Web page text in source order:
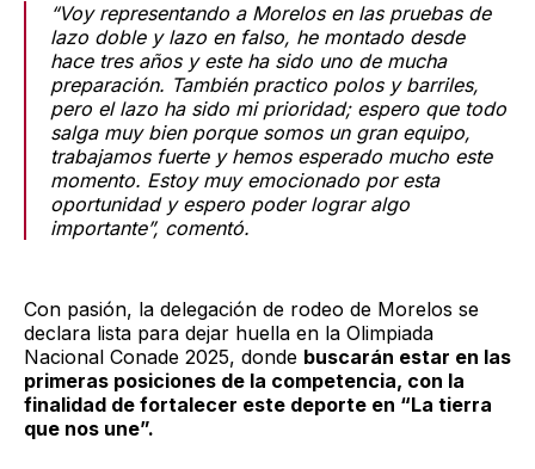
“Voy representando a Morelos en las pruebas de
lazo doble y lazo en falso, he montado desde
hace tres años y este ha sido uno de mucha
preparación. También practico polos y barriles,
pero el lazo ha sido mi prioridad; espero que todo
salga muy bien porque somos un gran equipo,
trabajamos fuerte y hemos esperado mucho este
momento. Estoy muy emocionado por esta
oportunidad y espero poder lograr algo
importante”, comentó.
Con pasión, la delegación de rodeo de Morelos se
declara lista para dejar huella en la Olimpiada
Nacional Conade 2025, donde buscarán estar en las
primeras posiciones de la competencia, con la
finalidad de fortalecer este deporte en “La tierra
que nos une”.